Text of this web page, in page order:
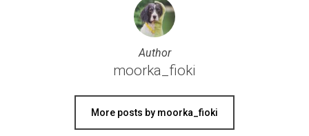
Author
moorka_fioki
More posts by moorka_fioki